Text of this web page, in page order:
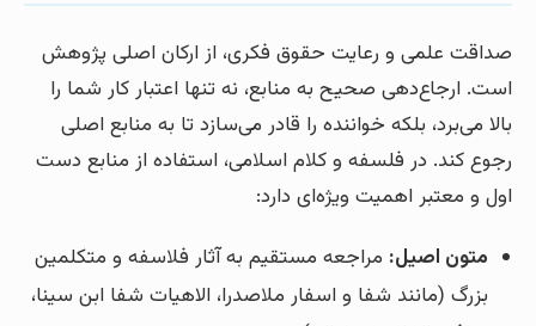
صداقت علمی و رعایت حقوق فکری، از ارکان اصلی پژوهش
است. ارجاع‌دهی صحیح به منابع، نه تنها اعتبار کار شما را
بالا می‌برد، بلکه خواننده را قادر می‌سازد تا به منابع اصلی
رجوع کند. در فلسفه و کلام اسلامی، استفاده از منابع دست
اول و معتبر اهمیت ویژه‌ای دارد:
متون اصیل: مراجعه مستقیم به آثار فلاسفه و متکلمین
بزرگ (مانند شفا و اسفار ملاصدرا، الاهیات شفا ابن سینا،